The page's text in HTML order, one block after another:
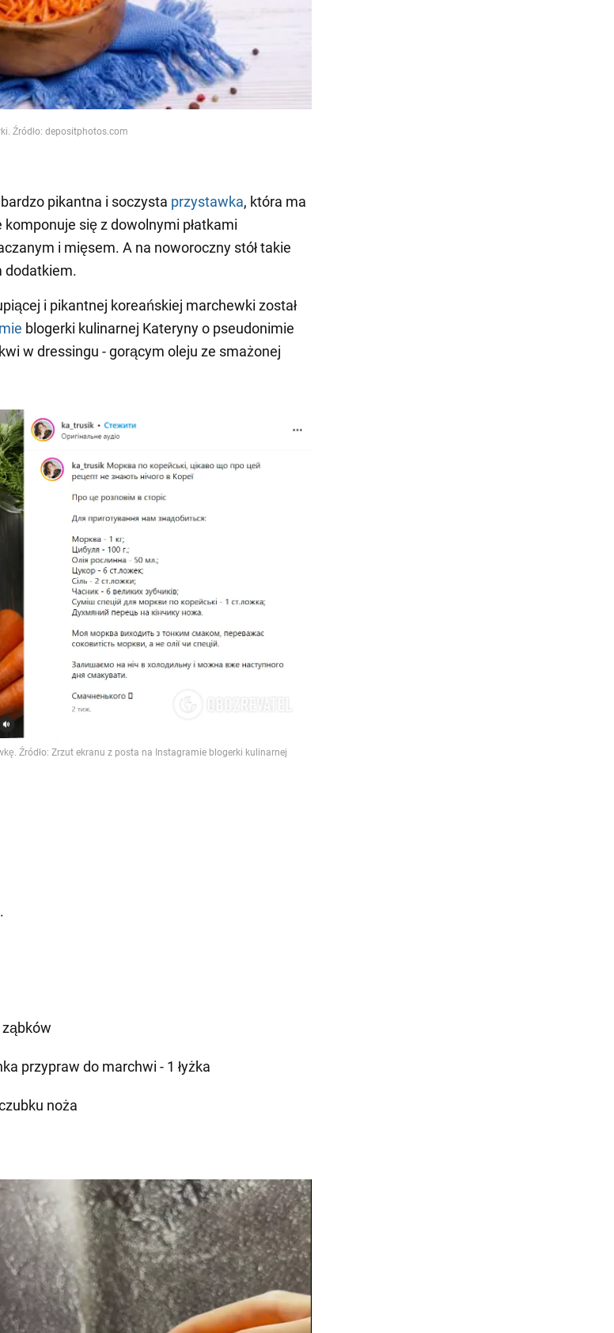
Źródło: depositphotos.com
pikantna i soczysta przystawka, która ma
się z dowolnymi płatkami
i mięsem. A na noworoczny stół takie
dodatkiem.
i pikantnej koreańskiej marchewki został
blogerki kulinarnej Kateryny o pseudonimie
w dressingu - gorącym oleju ze smażonej
przypraw do marchwi - 1 łyżka
noża